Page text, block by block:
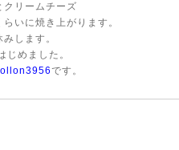
クリームチーズ
いに焼き上がります。
します。
じめました。
です。